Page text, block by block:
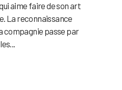
aime faire de son art
La reconnaissance
compagnie passe par
les...